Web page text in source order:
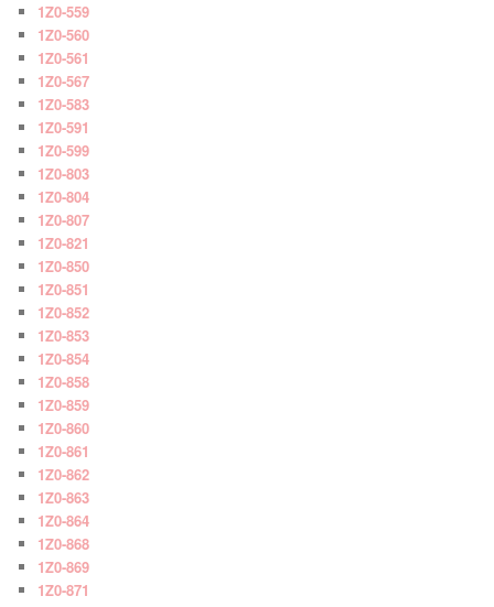
1Z0-559
1Z0-560
1Z0-561
1Z0-567
1Z0-583
1Z0-591
1Z0-599
1Z0-803
1Z0-804
1Z0-807
1Z0-821
1Z0-850
1Z0-851
1Z0-852
1Z0-853
1Z0-854
1Z0-858
1Z0-859
1Z0-860
1Z0-861
1Z0-862
1Z0-863
1Z0-864
1Z0-868
1Z0-869
1Z0-871